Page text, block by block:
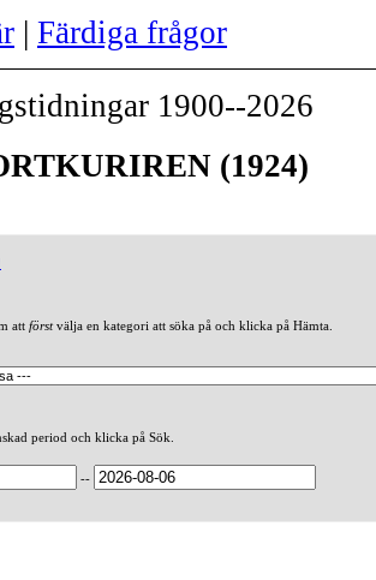
| Färdiga frågor
1900--2026
(1924)
att förstvälja en kategori att söka på och klicka på Hämta.
period och klicka på Sök.
--